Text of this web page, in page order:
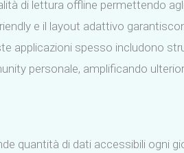
di lettura offline permettendo
e il layout adattivo
applicazioni spesso includono
personale, amplificando
quantità di dati accessibili ogni